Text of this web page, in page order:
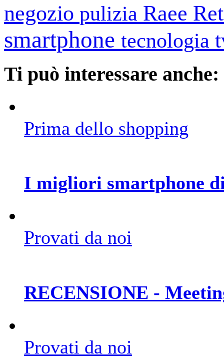
negozio pulizia Raee
smartphone tecnologia
Ti può interessare anche:
Prima dello shopping
I migliori smartphone
Provati da noi
RECENSIONE -
Provati da noi